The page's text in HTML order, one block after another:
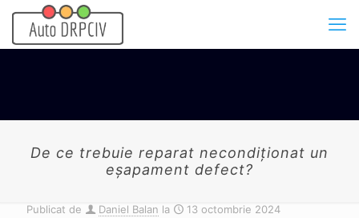
De ce trebuie reparat necondiţionat un
eşapament defect?
Publicat de Daniel Balan la 13 octombrie 2024